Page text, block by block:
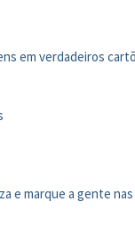
em verdadeiros
e marque a gente